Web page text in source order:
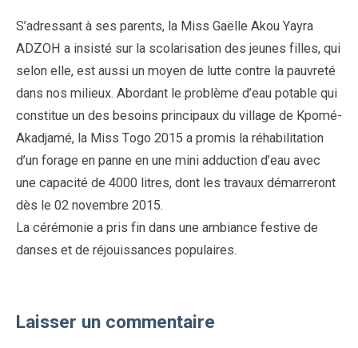
S’adressant à ses parents, la Miss Gaëlle Akou Yayra
ADZOH a insisté sur la scolarisation des jeunes filles, qui
selon elle, est aussi un moyen de lutte contre la pauvreté
dans nos milieux. Abordant le problème d’eau potable qui
constitue un des besoins principaux du village de Kpomé-
Akadjamé, la Miss Togo 2015 a promis la réhabilitation
d’un forage en panne en une mini adduction d’eau avec
une capacité de 4000 litres, dont les travaux démarreront
dès le 02 novembre 2015.
La cérémonie a pris fin dans une ambiance festive de
danses et de réjouissances populaires.
Laisser un commentaire